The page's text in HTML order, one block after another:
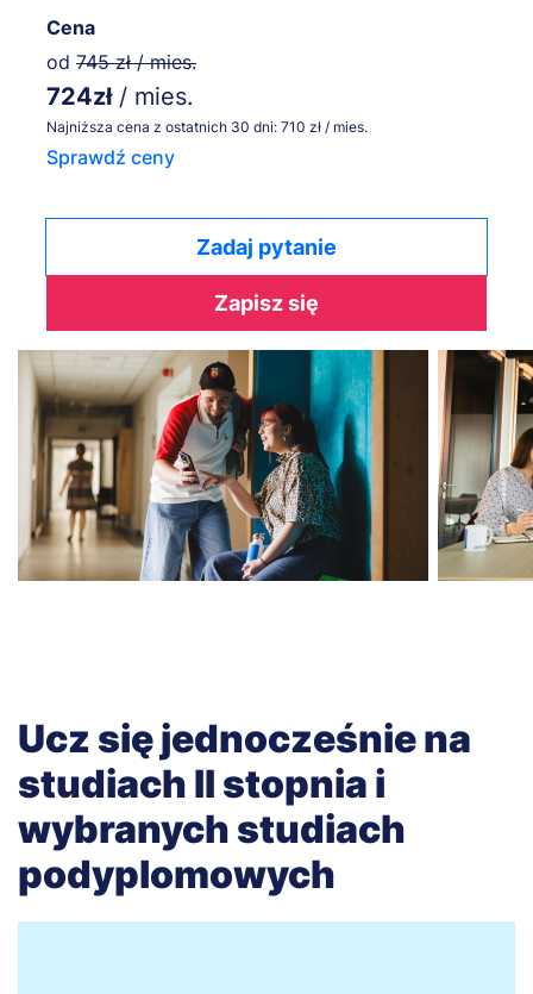
Cena
od 745 zł / mies.
724zł / mies.
Najniższa cena z ostatnich 30 dni: 710 zł / mies.
Sprawdź ceny
Zadaj pytanie
Zapisz się
Ucz się jednocześnie na
studiach II stopnia i
wybranych studiach
podyplomowych